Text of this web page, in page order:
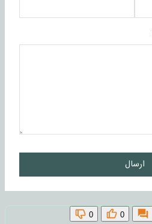
ارسال
0
0